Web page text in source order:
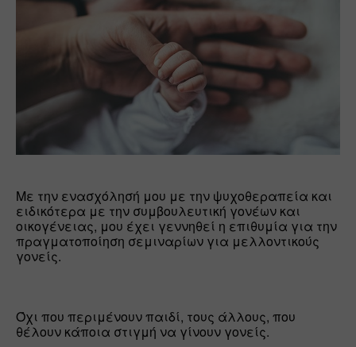
Με την ενασχόλησή μου με την ψυχοθεραπεία και
ειδικότερα με την συμβουλευτική γονέων και
οικογένειας, μου έχει γεννηθεί η επιθυμία για την
πραγματοποίηση σεμιναρίων για μελλοντικούς
γονείς.
Όχι που περιμένουν παιδί, τους άλλους, που
θέλουν κάποια στιγμή να γίνουν γονείς.